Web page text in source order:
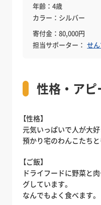
年齢：4歳
カラー：シルバー
寄付金：80,000円
担当サポーター： せ
性格・アピ
【性格】
元気いっぱいで人が大好
預かり宅のわんこたち
【ご飯】
ドライフードに野菜と
グしています。
なんでもよく食べます。